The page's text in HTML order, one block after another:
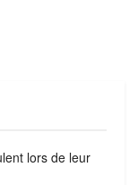
lors de leur